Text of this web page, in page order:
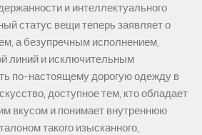
и интеллектуального
статус вещи теперь заявляет о
а безупречным исполнением,
линий и исключительным
по-настоящему дорогую одежду в
доступное тем, кто обладает
вкусом и понимает внутреннюю
такого изысканного,